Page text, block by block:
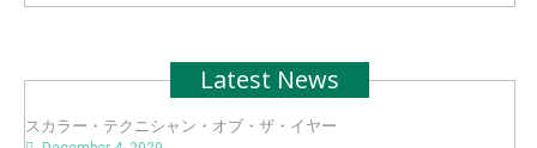
Latest News
スカラー・テクニシャン・オブ・ザ・イヤー